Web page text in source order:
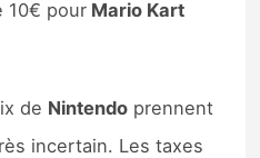
10€ pour Mario Kart
de Nintendo prennent
incertain. Les taxes